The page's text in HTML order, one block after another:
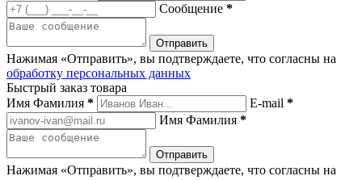
Сообщение *
Нажимая «Отправить», вы подтверждаете, что согласны на
обработку персональных данных
Быстрый заказ товара
Имя Фамилия * E-mail *
Имя Фамилия *
Нажимая «Отправить», вы подтверждаете, что согласны на